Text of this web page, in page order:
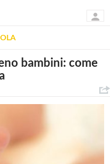
bambini: come